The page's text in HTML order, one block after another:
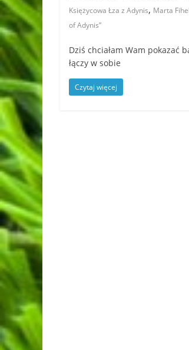
Księżycowa Łza z Adynis, Marta Fihel
of Adynis”
Dziś chciałam Wam pokazać
łączy w sobie
Czytaj więcej